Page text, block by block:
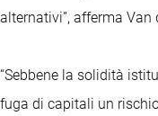
alternativi”, afferma Van
“Sebbene la solidità
fuga di capitali un